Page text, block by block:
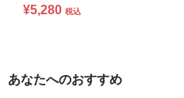
¥5,280 税込
あなたへのおすすめ